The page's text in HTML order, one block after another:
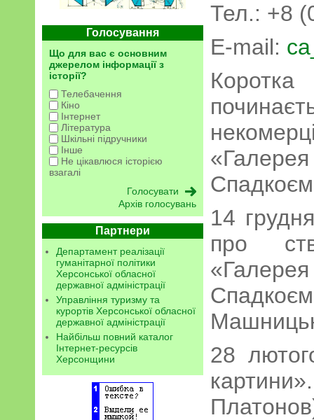
Голосування
Що для вас є основним
джерелом інформації з
історії?
Телебачення
Кіно
Інтернет
Література
Шкільні підручники
Інше
Не цікавлюся історією
взагалі
Архів голосувань
Партнери
Департамент реалізації
гуманітарної політики
Херсонської обласної
державної адміністрації
Управління туризму та
курортів Херсонської обласної
державної адміністрації
Найбільш повний каталог
Інтернет-ресурсів
Херсонщини
Тел.: +8
E-mail:
14
про
28